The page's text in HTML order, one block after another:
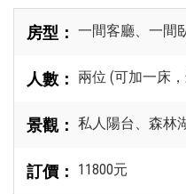
房型： 一間客廳、一間
人數： 兩位 (可加一床
景觀： 私人陽台、森林
訂價： 11800元